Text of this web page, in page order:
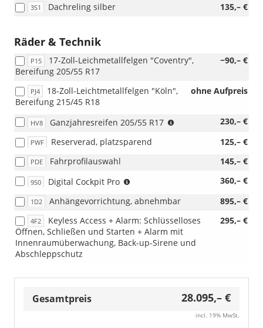
3S1 135,– €
Dachreling silber
Räder & Technik
P15 −90,– €
17-Zoll-Leichmetallfelgen "Coventry",
Bereifung 205/55 R17
PJ4 ohne Aufpreis
18-Zoll-Leichtmetallfelgen "Köln",
Bereifung 215/45 R18
HV8 230,– €
Ganzjahresreifen 205/55 R17
PWF 125,– €
Reserverad, platzsparend
PDE 145,– €
Fahrprofilauswahl
9S0 360,– €
Digital Cockpit Pro
mit
ZBD
oder
ZCB)
1D2 895,– €
Anhängevorrichtung, abnehmbar
4F2 295,– €
Keyless Access + Alarm: Schlüsselloses
Öffnen, Schließen und Starten + Alarm mit
Innenraumüberwachung, Back-up-Sirene und
Abschleppschutz
Gesamtpreis 28.095,– €
incl. 19% MwSt.